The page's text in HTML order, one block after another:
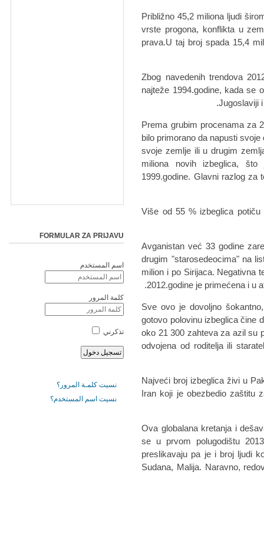
Približno 45,2 miliona ljudi
vrste progona, konflikta u
prava.U taj broj spada 15,4
Zbog navedenih trendova
najteže 1994.godine, kada se
Jugoslaviji
Prema grubim procenama za
bilo primorano da napusti
svoje zemlje ili u drugim
miliona novih izbeglica,
1999.godine. Glavni razlog za
Više od 55 % izbeglica potiču
Avganistan već 33 godine
drugim "starosedeocima" na
milion i po Sirijaca. Negativna
2012.godine je primećena i u
Sve ovo je dovoljno
gotovo polovinu izbeglica čine
oko 21 300 zahteva za azil su
odvojena od roditelja ili
Najveći broj izbeglica živi u
Iran koji je obezbedio zaštitu
Ova globalana kretanja i
se u prvom polugodištu
preslikavaju pa je i broj ljudi
Sudana, Malija. Naravno,
FORMULAR ZA PRIJAVU
اسم المستخدم
كلمة المرور
تذكرني
نسيت كلمـة المرور؟
نسيت اسم المستخدم؟